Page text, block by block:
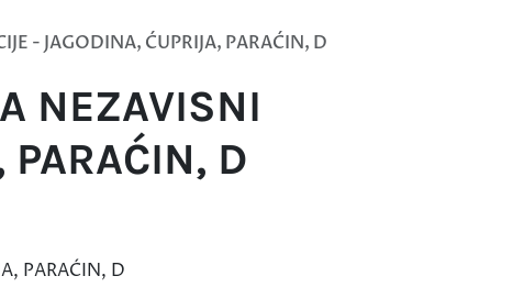
- JAGODINA, ĆUPRIJA, PARAĆIN, D
NEZAVISNI
D